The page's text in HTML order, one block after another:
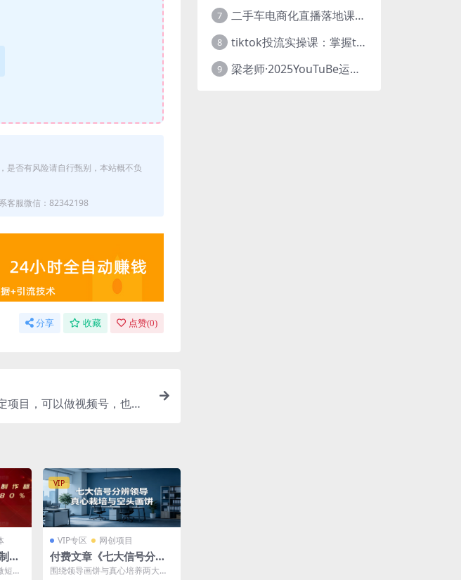
是否有风险请自行甄别，本站概不负
客服微信：82342198
分享 收藏 点赞(0)
项目，可以做视频号，也可
作
8
短剧
VIP
VIP专区 网创项目
付费文章《七大信号分辨
领导真心栽培与空头画
围绕领导画饼与真心培养两大核
7 二手车电商化直播落地课，从0到1带你玩转二手车直播
8 tiktok投流实操课：掌握tiktok投流底层逻辑 独家TK投流玩法
9 梁老师·2025YouTuBe运营掘金指南